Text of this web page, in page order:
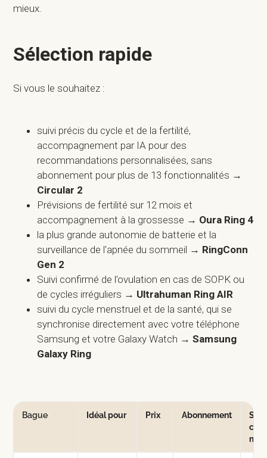
mieux.
Sélection rapide
Si vous le souhaitez :
suivi précis du cycle et de la fertilité,
accompagnement par IA pour des
recommandations personnalisées, sans
abonnement pour plus de 13 fonctionnalités →
Circular 2
Prévisions de fertilité sur 12 mois et
accompagnement à la grossesse → Oura Ring 4
la plus grande autonomie de batterie et la
surveillance de l'apnée du sommeil → RingConn
Gen 2
Suivi confirmé de l'ovulation en cas de SOPK ou
de cycles irréguliers → Ultrahuman Ring AIR‍
suivi du cycle menstruel et de la santé, qui se
synchronise directement avec votre téléphone
Samsung et votre Galaxy Watch →Samsung
Galaxy Ring
Bague Idéal pour Prix Abonnement